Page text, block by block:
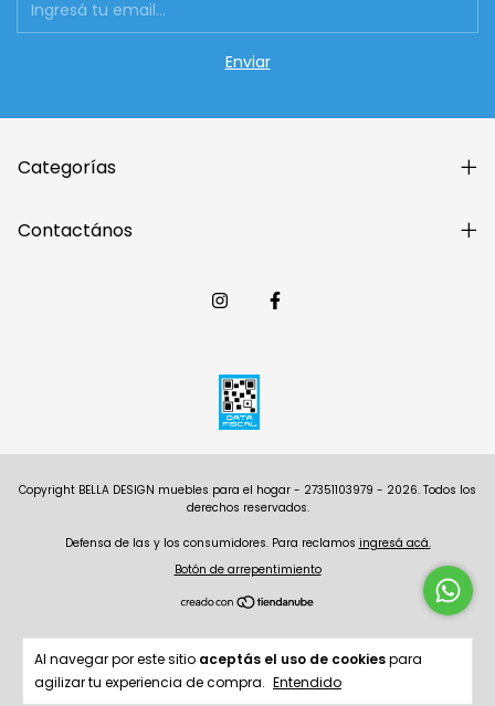
Al navegar por este sitio aceptás el uso de cookiespara
agilizar tu experiencia de compra. Entendido
Categorías
Contactános
Copyright BELLA DESIGN muebles para el hogar - 27351103979 - 2026. Todos los
derechos reservados.
Defensa de las y los consumidores. Para reclamos ingresá acá.
Botón de arrepentimiento